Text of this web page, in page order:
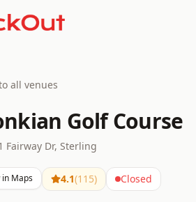
all venues
Golf Course
Fairway Dr, Sterling
in Maps 4.1(115) Closed